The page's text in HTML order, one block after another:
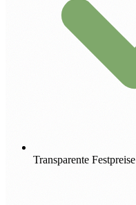
Transparente Festpreise